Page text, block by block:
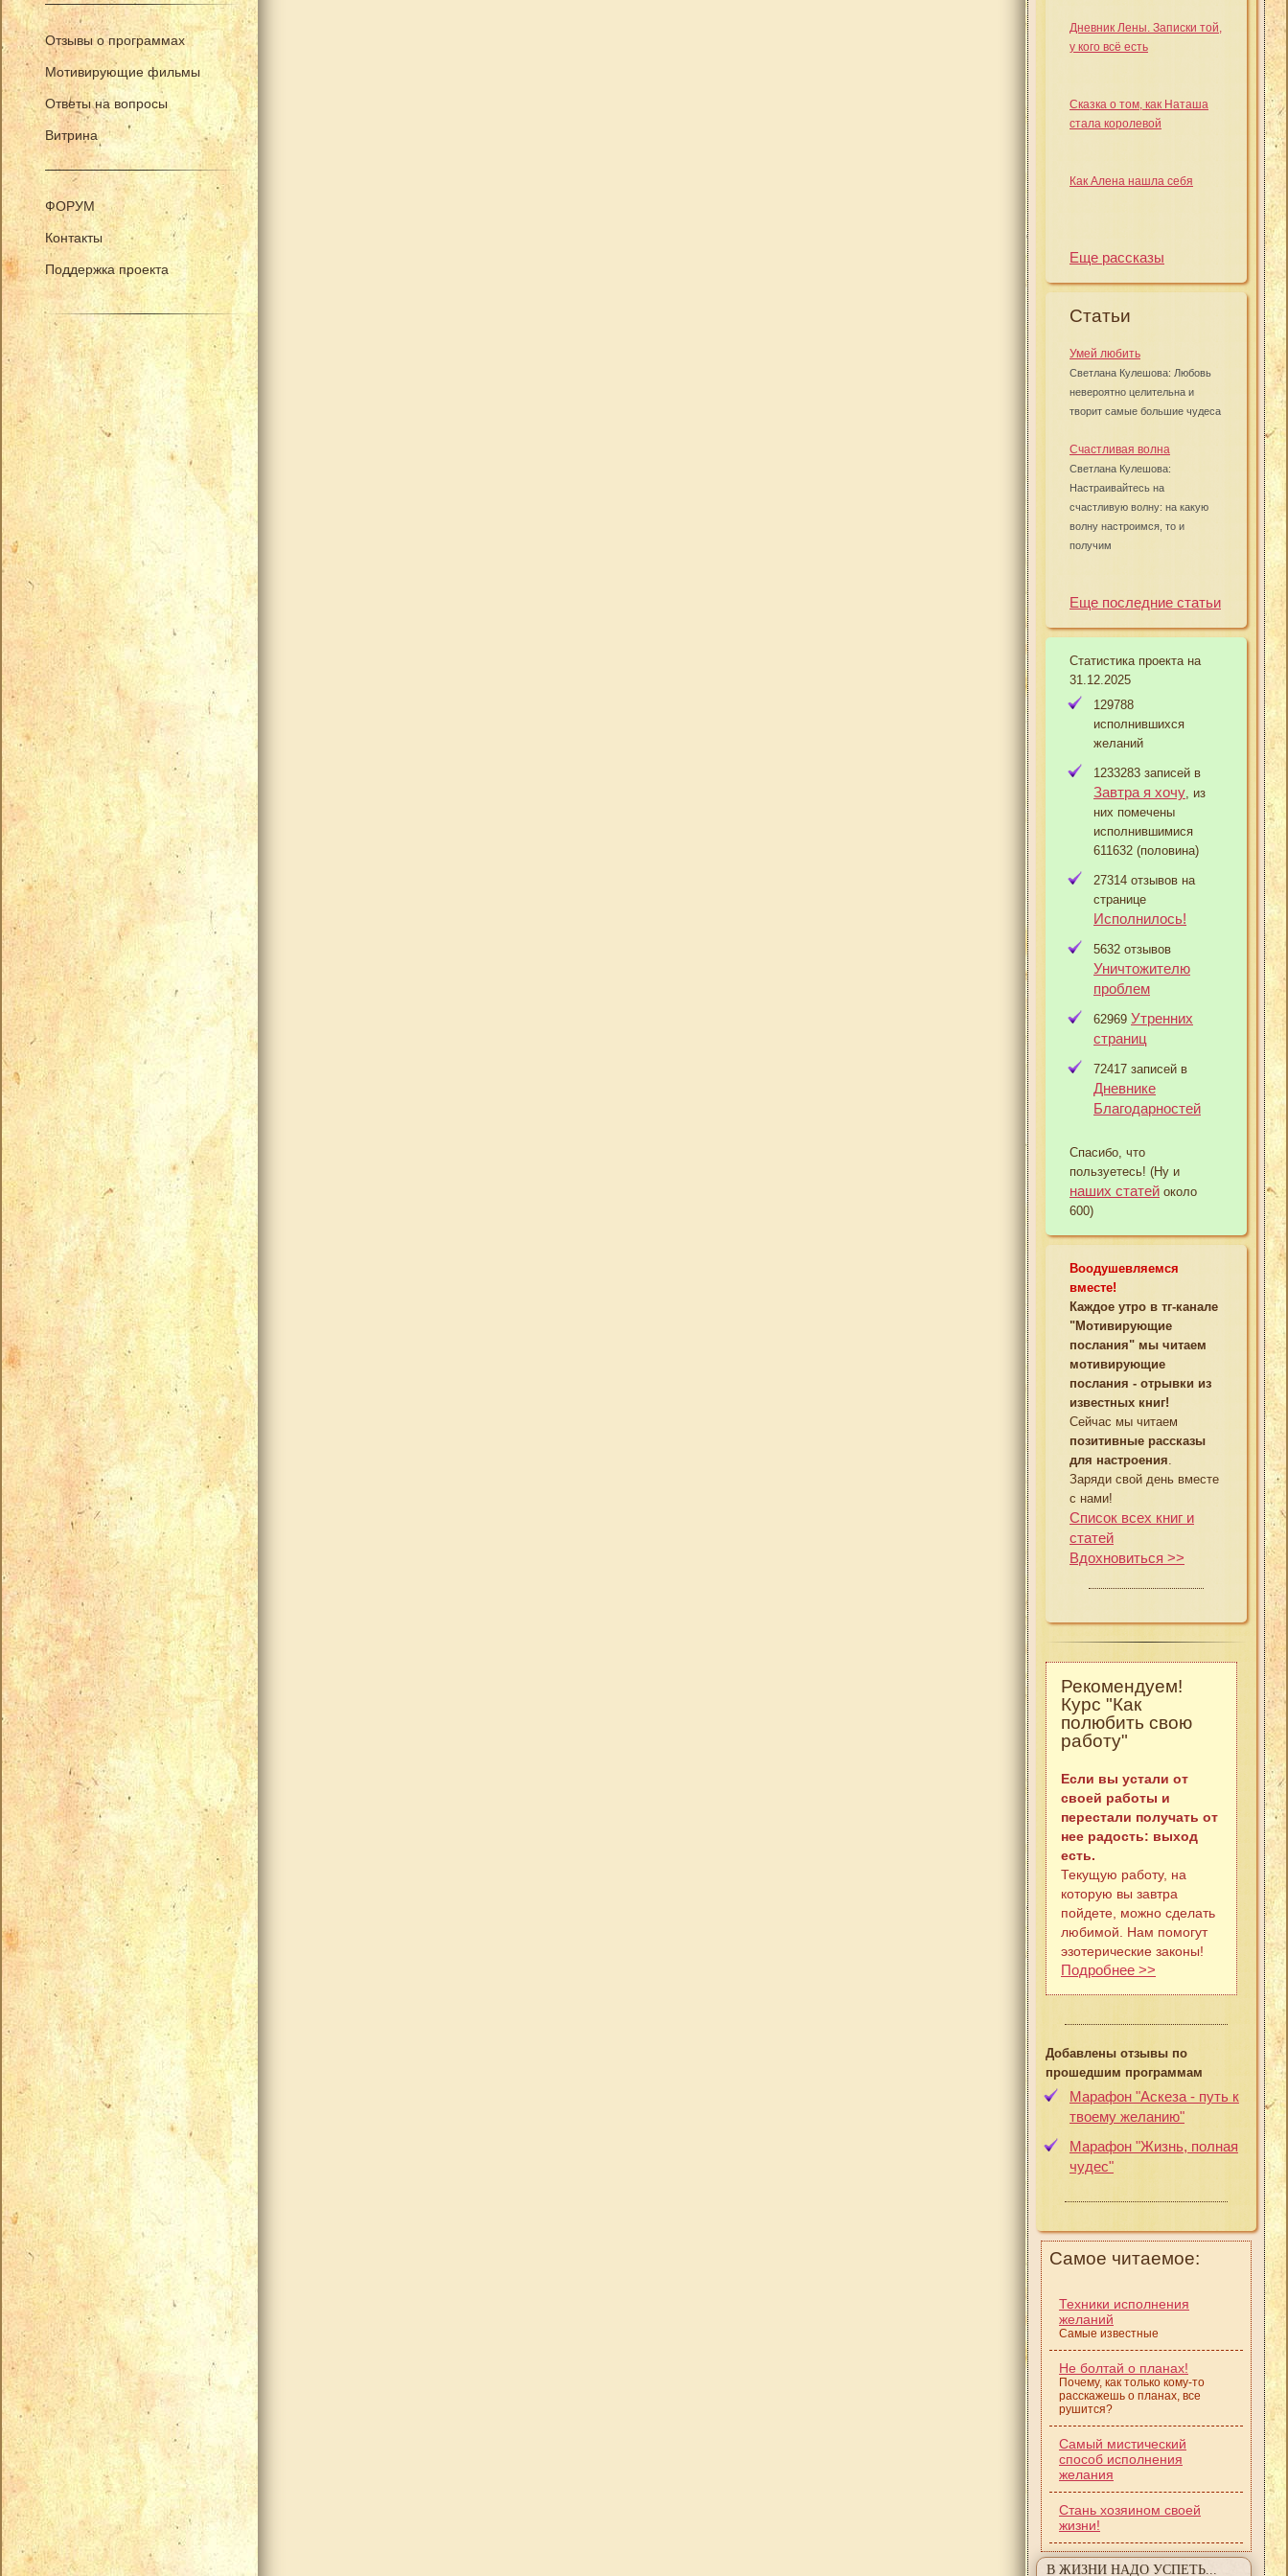
Отзывы о программах
Мотивирующие фильмы
Ответы на вопросы
Витрина
ФОРУМ
Контакты
Поддержка проекта
Дневник Лены. Записки той,
у кого всё есть
Сказка о том, как Наташа
стала королевой
Как Алена нашла себя
Еще рассказы
Статьи
Умей любить
Светлана Кулешова: Любовь
невероятно целительна и
творит самые большие чудеса
Счастливая волна
Светлана Кулешова:
Настраивайтесь на
счастливую волну: на какую
волну настроимся, то и
получим
Еще последние статьи
Статистика проекта на
31.12.2025
129788
исполнившихся
желаний
1233283 записей в
Завтра я хочу , из
них помечены
исполнившимися
611632 (половина)
27314 отзывов на
странице
Исполнилось!
5632 отзывов
Уничтожителю
проблем
62969 Утренних
страниц
72417 записей в
Дневнике
Благодарностей
Спасибо, что
пользуетесь! (Ну и
наших статей около
600)
Воодушевляемся
вместе!
Каждое утро в тг-канале
"Мотивирующие
послания" мы читаем
мотивирующие
послания - отрывки из
известных книг!
Сейчас мы читаем
позитивные рассказы
для настроения
Заряди свой день вместе
с нами!
Список всех книг и
статей
Вдохновиться >>
Рекомендуем!
Курс "Как
полюбить свою
работу"
Если вы устали от
своей работы и
перестали получать от
нее радость: выход
есть.
Текущую работу, на
которую вы завтра
пойдете, можно сделать
любимой. Нам помогут
эзотерические законы!
Подробнее >>
Добавлены отзывы по
прошедшим программам
Марафон "Аскеза - путь к
твоему желанию"
Марафон "Жизнь, полная
чудес"
Самое читаемое:
Техники исполнения
желаний
Самые известные
Не болтай о планах!
Почему, как только кому-то
расскажешь о планах, все
рушится?
Самый мистический
способ исполнения
желания
Стань хозяином своей
жизни!
В ЖИЗНИ НАДО УСПЕТЬ...